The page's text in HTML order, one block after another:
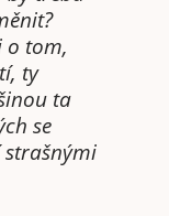
o tom,
ty
ta
se
strašnými